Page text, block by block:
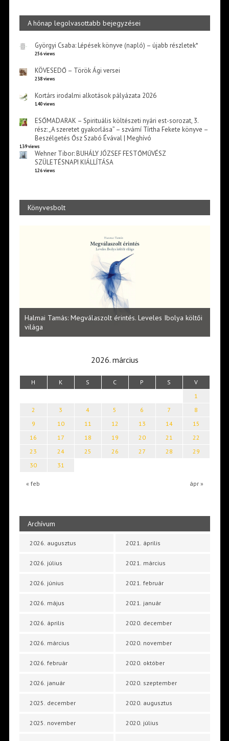
A hónap legolvasottabb bejegyzései
Györgyi Csaba: Lépések könyve (napló) – újabb részletek*
256 views
KÖVESEDŐ – Török Ági versei
238 views
Kortárs irodalmi alkotások pályázata 2026
140 views
ESŐMADARAK – Spirituális költészeti nyári est-sorozat, 3.
rész: „A szeretet gyakorlása” – szvámí Tírtha Fekete könyve –
Beszélgetés Ősz Szabó Évával | Meghívó
139 views
Wehner Tibor: BUHÁLY JÓZSEF FESTŐMŰVÉSZ
SZÜLETÉSNAPI KIÁLLÍTÁSA
126 views
Könyvesbolt
Halmai Tamás: Megválaszolt érintés. Leveles Ibolya költői
világa
2026. március
H K S C P S V
« feb ápr »
1
2
3 4 5 6 7
8
9
10 11 12 13 14
15
16
17 18 19 20 21
22
23
24 25 26 27 28
29
30
31
Archívum
2026. augusztus
2026. július
2026. június
2026. május
2026. április
2026. március
2026. február
2026. január
2025. december
2025. november
2021. április
2021. március
2021. február
2021. január
2020. december
2020. november
2020. október
2020. szeptember
2020. augusztus
2020. július